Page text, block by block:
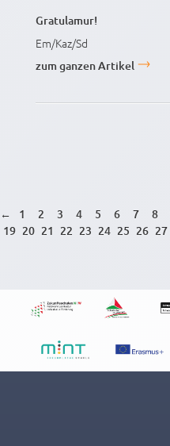
Gratulamur!
Em/Kaz/Sd
zum ganzen Artikel
← 1 2 3 4 5 6 7 8
19 20 21 22 23 24 25 26 27